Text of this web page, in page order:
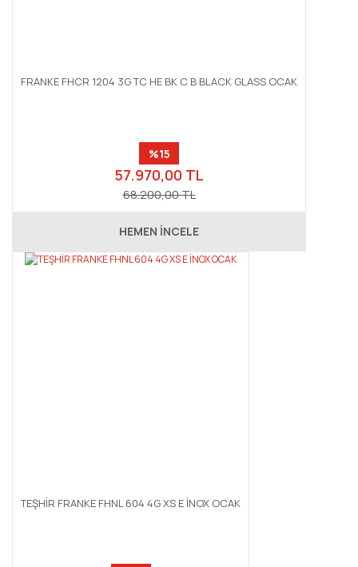
FRANKE FHCR 1204 3G TC HE BK C B BLACK GLASS OCAK
%15
57.970,00 TL
68.200,00 TL
HEMEN İNCELE
TEŞHİR FRANKE FHNL 604 4G XS E İNOX OCAK